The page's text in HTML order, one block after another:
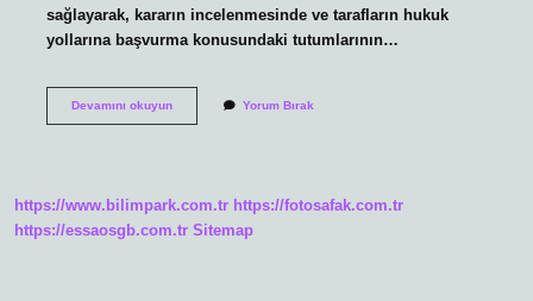
sağlayarak, kararın incelenmesinde ve tarafların hukuk
yollarına başvurma konusundaki tutumlarının…
Devamını okuyunDavada
Gelir
Yorum Bırak
https://www.bilimpark.com.tr https://fotosafak.com.tr
https://essaosgb.com.tr Sitemap